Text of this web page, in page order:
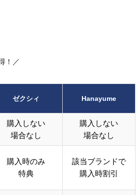
！／
ゼクシィ Hanayume
購入しない
場合なし
購入しない
場合なし
購入時のみ
特典
該当ブランドで
購入時割引